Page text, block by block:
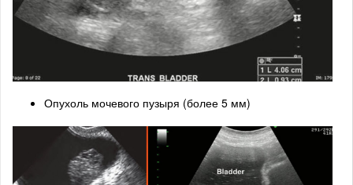
Опухоль мочевого пузыря (более 5 мм)